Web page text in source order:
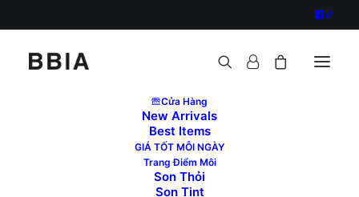
Cửa Hàng
New Arrivals
Best Items
GIÁ TỐT MỖI NGÀY
Trang Điểm Môi
Son Thỏi
Son Tint